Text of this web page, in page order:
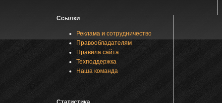
Ссылки
Реклама и сотрудничество
Правообладателям
Правила сайта
Техподдержка
Наша команда